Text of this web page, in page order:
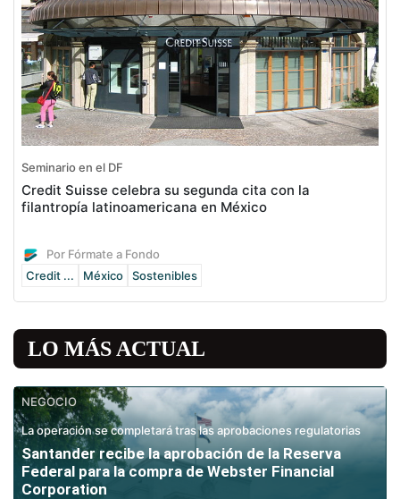
Seminario en el DF
Credit Suisse celebra su segunda cita con la
filantropía latinoamericana en México
Por Fórmate a Fondo
Credit ...
México Sostenibles
LO MÁS ACTUAL
NEGOCIO
La operación se completará tras las aprobaciones regulatorias
Santander recibe la aprobación de la Reserva
Federal para la compra de Webster Financial
Corporation